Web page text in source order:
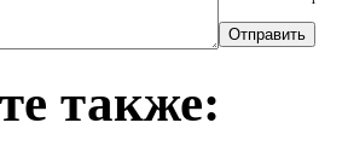
также: